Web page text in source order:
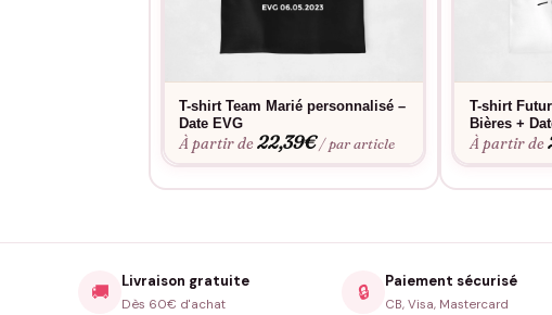
T-shirt Team Marié personnalisé –
Date EVG
À partir de22,39€ / par article
T-shirt
Bières +
À partir de
🚚 Livraison gratuite
Dès 60€ d'achat
🔒 Paiement sécurisé
CB, Visa, Mastercard